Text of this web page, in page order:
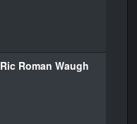
Ric Roman Waugh